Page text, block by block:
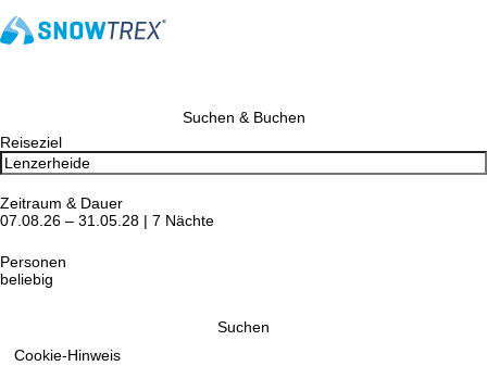
Cookie-Hinweis
Suchen & Buchen
Reiseziel
Zeitraum & Dauer
07.08.26 – 31.05.28 | 7 Nächte
Personen
beliebig
Suchen